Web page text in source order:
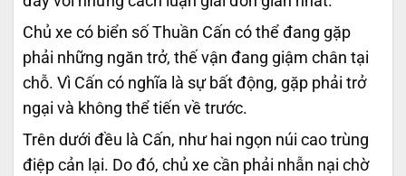
Chủ xe có biển số Thuần Cấn có thể đang gặp
phải những ngăn trở, thế vận đang giậm chân tại
chỗ. Vì Cấn có nghĩa là sự bất động, gặp phải trở
ngại và không thể tiến về trước.
Trên dưới đều là Cấn, như hai ngọn núi cao trùng
điệp cản lại. Do đó, chủ xe cần phải nhẫn nại chờ